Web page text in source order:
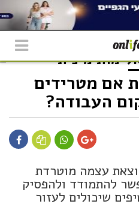
מינית
אם מטרידים
העבודה?
עצמה מוטרדת
להתמודד ולהפסיק
שיכולים לעזור